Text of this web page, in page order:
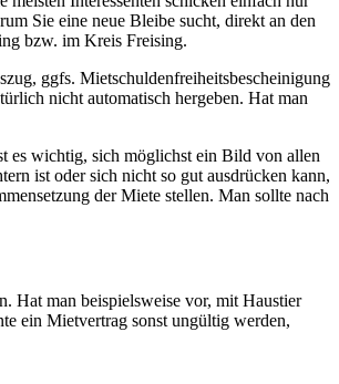
Sie eine neue Bleibe sucht, direkt an den
bzw. im Kreis Freising.
ggfs. Mietschuldenfreiheitsbescheinigung
nicht automatisch hergeben. Hat man
es wichtig, sich möglichst ein Bild von allen
ist oder sich nicht so gut ausdrücken kann,
der Miete stellen. Man sollte nach
Hat man beispielsweise vor, mit Haustier
ein Mietvertrag sonst ungültig werden,